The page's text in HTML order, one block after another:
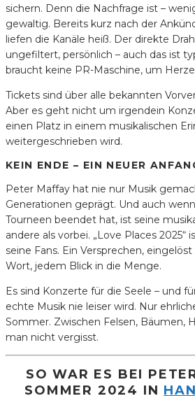
sichern. Denn die Nachfrage ist –
gewaltig. Bereits kurz nach der
liefen die Kanäle heiß. Der direkte
ungefiltert, persönlich – auch das ist
braucht keine PR-Maschine, um
Tickets sind über alle bekannten
Aber es geht nicht um irgendein
einen Platz in einem musikalischen
weitergeschrieben wird.
KEIN ENDE – EIN NEUER
Peter Maffay hat nie nur Musik
Generationen geprägt. Und auch
Tourneen beendet hat, ist seine
andere als vorbei. „Love Places 2025“
seine Fans. Ein Versprechen,
Wort, jedem Blick in die Menge.
Es sind Konzerte für die Seele – und
echte Musik nie leiser wird. Nur
Sommer. Zwischen Felsen, Bäumen,
man nicht vergisst.
SO WAR ES BEI
SOMMER 2024 IN